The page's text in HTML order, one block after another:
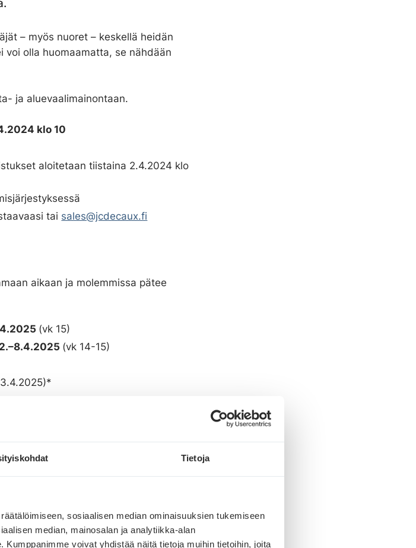
Tietoja
sosiaalisen median ominaisuuksien tukemiseen
median, mainosalan ja analytiikka-alan
voivat yhdistää näitä tietoja muihin tietoihin, joita
– myös nuoret – keskellä heidän
voi olla huomaamatta, se nähdään
ja aluevaalimainontaan.
klo 10
aloitetaan tiistaina 2.4.2024 klo
tai sales@jcdecaux.fi
aikaan ja molemmissa pätee
(vk 15)
2.–8.4.2025 (vk 14-15)